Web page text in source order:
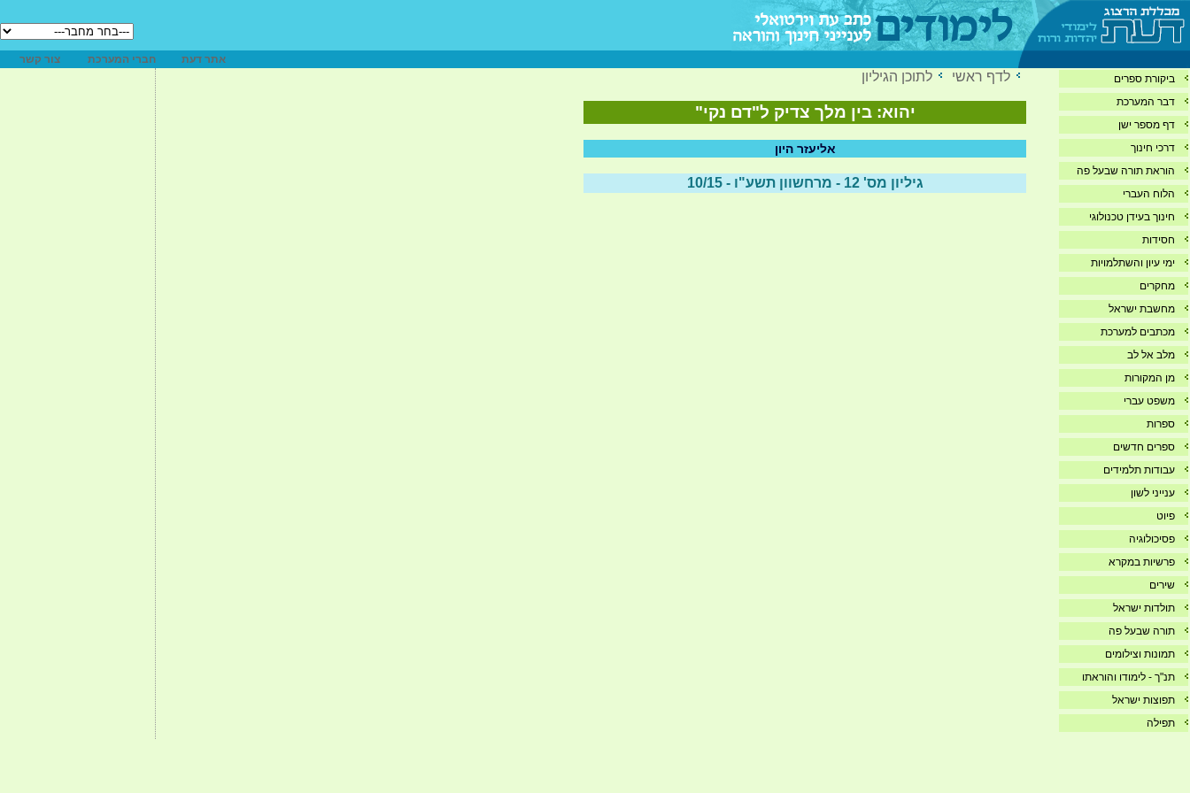
אתר דעת חברי המערכת
צור קשר
ביקורת ספרים
דבר המערכת
דף מספר ישן
דרכי חינוך
הוראת תורה שבעל פה
הלוח העברי
חינוך בעידן טכנולוגי
חסידות
ימי עיון והשתלמויות
מחקרים
מחשבת ישראל
מכתבים למערכת
מלב אל לב
מן המקורות
משפט עברי
ספרות
ספרים חדשים
עבודות תלמידים
ענייני לשון
פיוט
פסיכולוגיה
פרשיות במקרא
שירים
תולדות ישראל
תורה שבעל פה
תמונות וצילומים
תנ"ך - לימודו והוראתו
תפוצות ישראל
תפילה
לדף ראשי לתוכן הגיליון
יהוא: בין מלך צדיק ל"דם נקי"
אליעזר היון
גיליון מס' 12 - מרחשוון תשע"ו - 10/15